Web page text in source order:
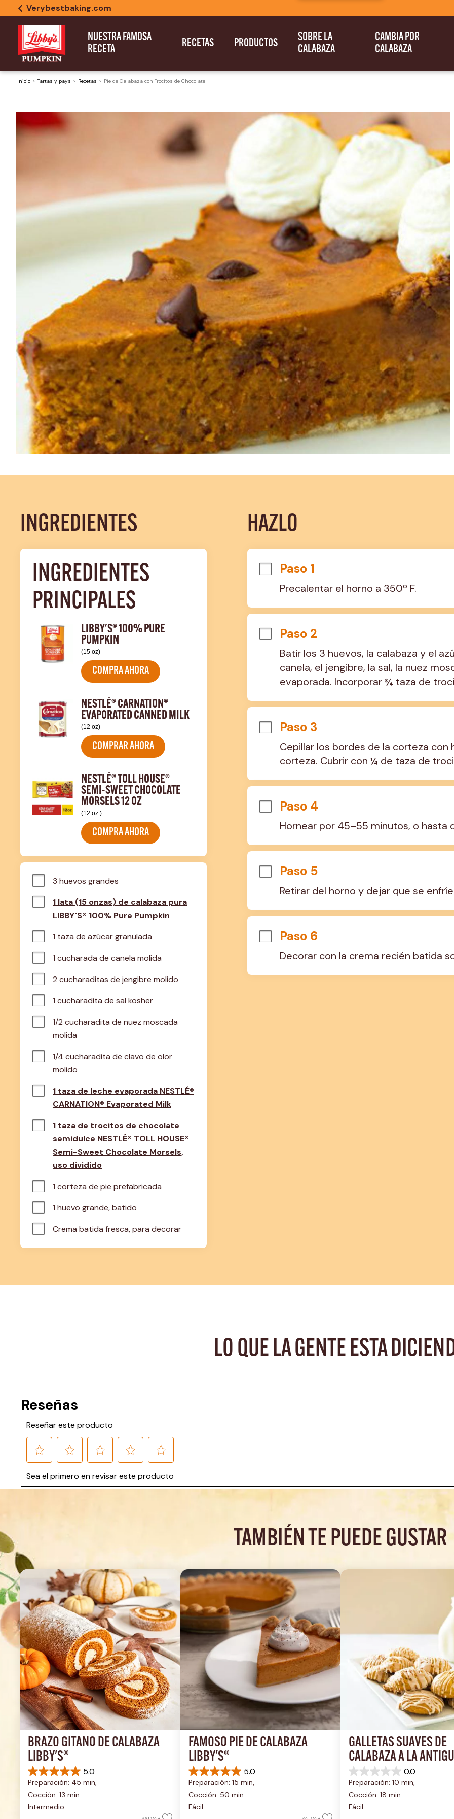
Verybestbaking.com
NUESTRA FAMOSA
RECETA
RECETAS PRODUCTOS
SOBRE LA
CALABAZA
CAMBIA POR
CALABAZA
Inicio Tartas y pays Recetas Pie de Calabaza con Trocitos de Chocolate
INGREDIENTES
INGREDIENTES
PRINCIPALES
LIBBY'S® 100% PURE
PUMPKIN
(15 oz)
COMPRA AHORA
NESTLÉ® CARNATION®
EVAPORATED CANNED MILK
(12 oz)
COMPRAR AHORA
NESTLÉ® TOLL HOUSE®
SEMI-SWEET CHOCOLATE
MORSELS 12 OZ
(12 oz.)
COMPRA AHORA
3 huevos grandes
1 lata (15 onzas) de calabaza pura
LIBBY'S® 100% Pure Pumpkin
1 taza de azúcar granulada
1 cucharada de canela molida
2 cucharaditas de jengibre molido
1 cucharadita de sal kosher
1/2 cucharadita de nuez moscada
molida
1/4 cucharadita de clavo de olor
molido
1 taza de leche evaporada NESTLÉ®
CARNATION® Evaporated Milk
1 taza de trocitos de chocolate
semidulce NESTLÉ® TOLL HOUSE®
Semi-Sweet Chocolate Morsels,
uso dividido
1 corteza de pie prefabricada
1 huevo grande, batido
Crema batida fresca, para decorar
HAZLO
Paso 1
Precalentar el horno a 350º F.
Paso 2
Batir los 3 huevos, la calabaza y el
canela, el jengibre, la sal, la nuez
evaporada. Incorporar ¾ taza de
Paso 3
Cepillar los bordes de la corteza
corteza. Cubrir con ¼ de taza de
Paso 4
Hornear por 45–55 minutos, o hasta
Paso 5
Retirar del horno y dejar que se
Paso 6
Decorar con la crema recién batida
LO QUE LA GENTE ESTA
TAMBIÉN TE PUEDE GUSTAR
BRAZO GITANO DE CALABAZA
LIBBY'S®
5.0
5.0
de
5
estrellas.
1
Preparación: 45 min,
Cocción: 13 min
Intermedio
FAMOSO PIE DE CALABAZA
LIBBY'S®
5.0
5.0
de
5
estrellas.
2
Preparación: 15 min,
Cocción: 50 min
Fácil
GALLETAS SUAVES DE
CALABAZA A LA
0.0
0.0
de
5
estrellas.
Preparación: 10 min,
Cocción: 18 min
Fácil